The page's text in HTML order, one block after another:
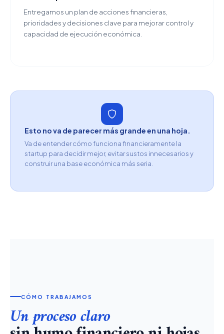
Entregamos un plan de acciones financieras,
prioridades y decisiones clave para mejorar control y
capacidad de ejecución económica.
Esto no va de parecer más grande en una hoja.
Va de entender cómo funciona financieramente la
startup para decidir mejor, evitar sustos innecesarios y
construir una base económica más seria.
CÓMO TRABAJAMOS
Un proceso claro